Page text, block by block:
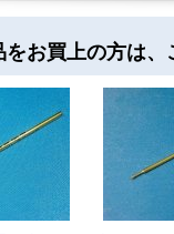
買上の方は、